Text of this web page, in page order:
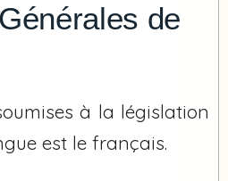
de
à la législation
est le français.